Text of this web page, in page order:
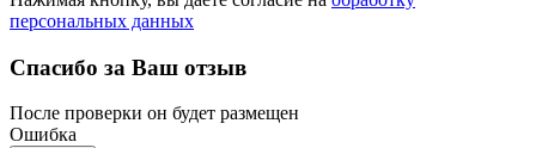
персональных данных
Спасибо за Ваш отзыв
После проверки он будет размещен
Ошибка